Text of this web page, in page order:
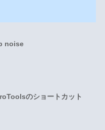
noise
のショートカット